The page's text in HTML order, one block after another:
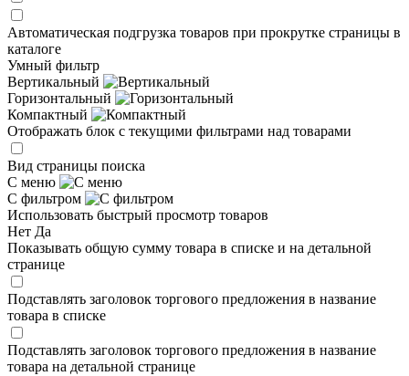
Автоматическая подгрузка товаров при прокрутке страницы в
каталоге
Умный фильтр
Вертикальный
Горизонтальный
Компактный
Отображать блок с текущими фильтрами над товарами
Вид страницы поиска
С меню
С фильтром
Использовать быстрый просмотр товаров
Нет Да
Показывать общую сумму товара в списке и на детальной
странице
Подставлять заголовок торгового предложения в название
товара в списке
Подставлять заголовок торгового предложения в название
товара на детальной странице